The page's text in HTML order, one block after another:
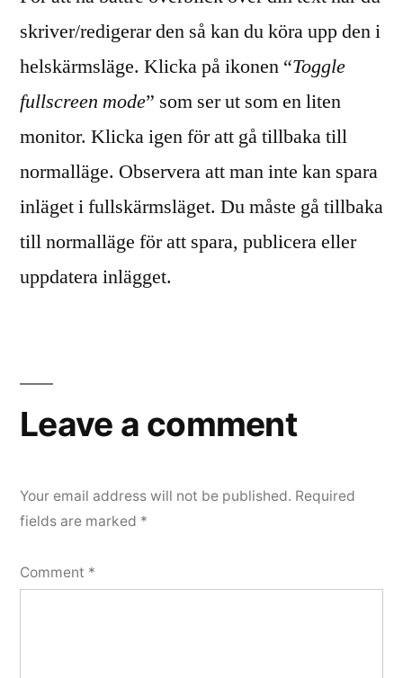
skriver/redigerar den så kan du köra upp den i
helskärmsläge. Klicka på ikonen “Toggle
fullscreen mode” som ser ut som en liten
monitor. Klicka igen för att gå tillbaka till
normalläge. Observera att man inte kan spara
inläget i fullskärmsläget. Du måste gå tillbaka
till normalläge för att spara, publicera eller
uppdatera inlägget.
Leave a comment
Your email address will not be published. Required
fields are marked *
Comment *